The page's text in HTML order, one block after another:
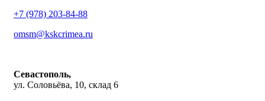
+7 (978) 203-84-88
omsm@kskcrimea.ru
Севастополь,
ул. Соловьёва, 10, склад 6